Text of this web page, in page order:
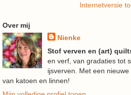
Internetversie
Over mij
Nienke
Stof verven en (art)
en verf, van gradaties tot
ijsverven. Met een
van katoen en linnen!